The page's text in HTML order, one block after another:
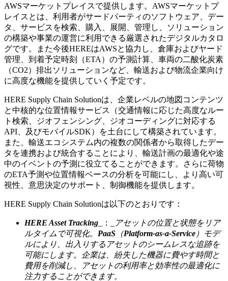
AWSマーケットプレイスで提供します。AWSマーケットプ
レイスとは、利用者がサードパーティのソフトウェア、デー
タ、サービスを検索、購入、展開、管理し、ソリューション
の構築や事業の運営に利用できる厳選されたデジタルカタロ
グです。また今後HEREはAWSと協力し、倉庫およびヤード
管理、到着予定時刻（ETA）の予測計算、車両の二酸化炭素
（CO2）排出ソリューションなど、輸送および物流企業向け
に高度な機能を提供していく予定です。
HERE Supply Chain Solutionは、企業レベルの地図コンテンツ
と中核的な位置情報サービス（交通情報に応じた高度なルー
ト検索、ジオフェンシング、ジオコーディングに対応する
API、及びモバイルSDK）を土台にして構築されています。
また、輸送エコシステム内の複数の関係者から取得したデー
タを連携および統合することにより、輸送計画の最適化や途
中のイベントの予測に役立てることができます。さらに荷物
のETA予測や位置情報ベースの分析を可能にし、より高い可
視性、意思決定のサポート、制御機能を提供します。
HERE Supply Chain Solutionは以下のとおりです：
HERE Asset Tracking _：_
アセットの位置と状態をリア
ルタイムで可視化。 PaaS （Platform-as-a-Service ）モデ
ルにより、出入りするアセットのシームレスな追跡を
可能にします。企業は、紛失した機器に費やす時間と
費用を削減し、アセットの利用率と効率性の最適化に
注力することができます。